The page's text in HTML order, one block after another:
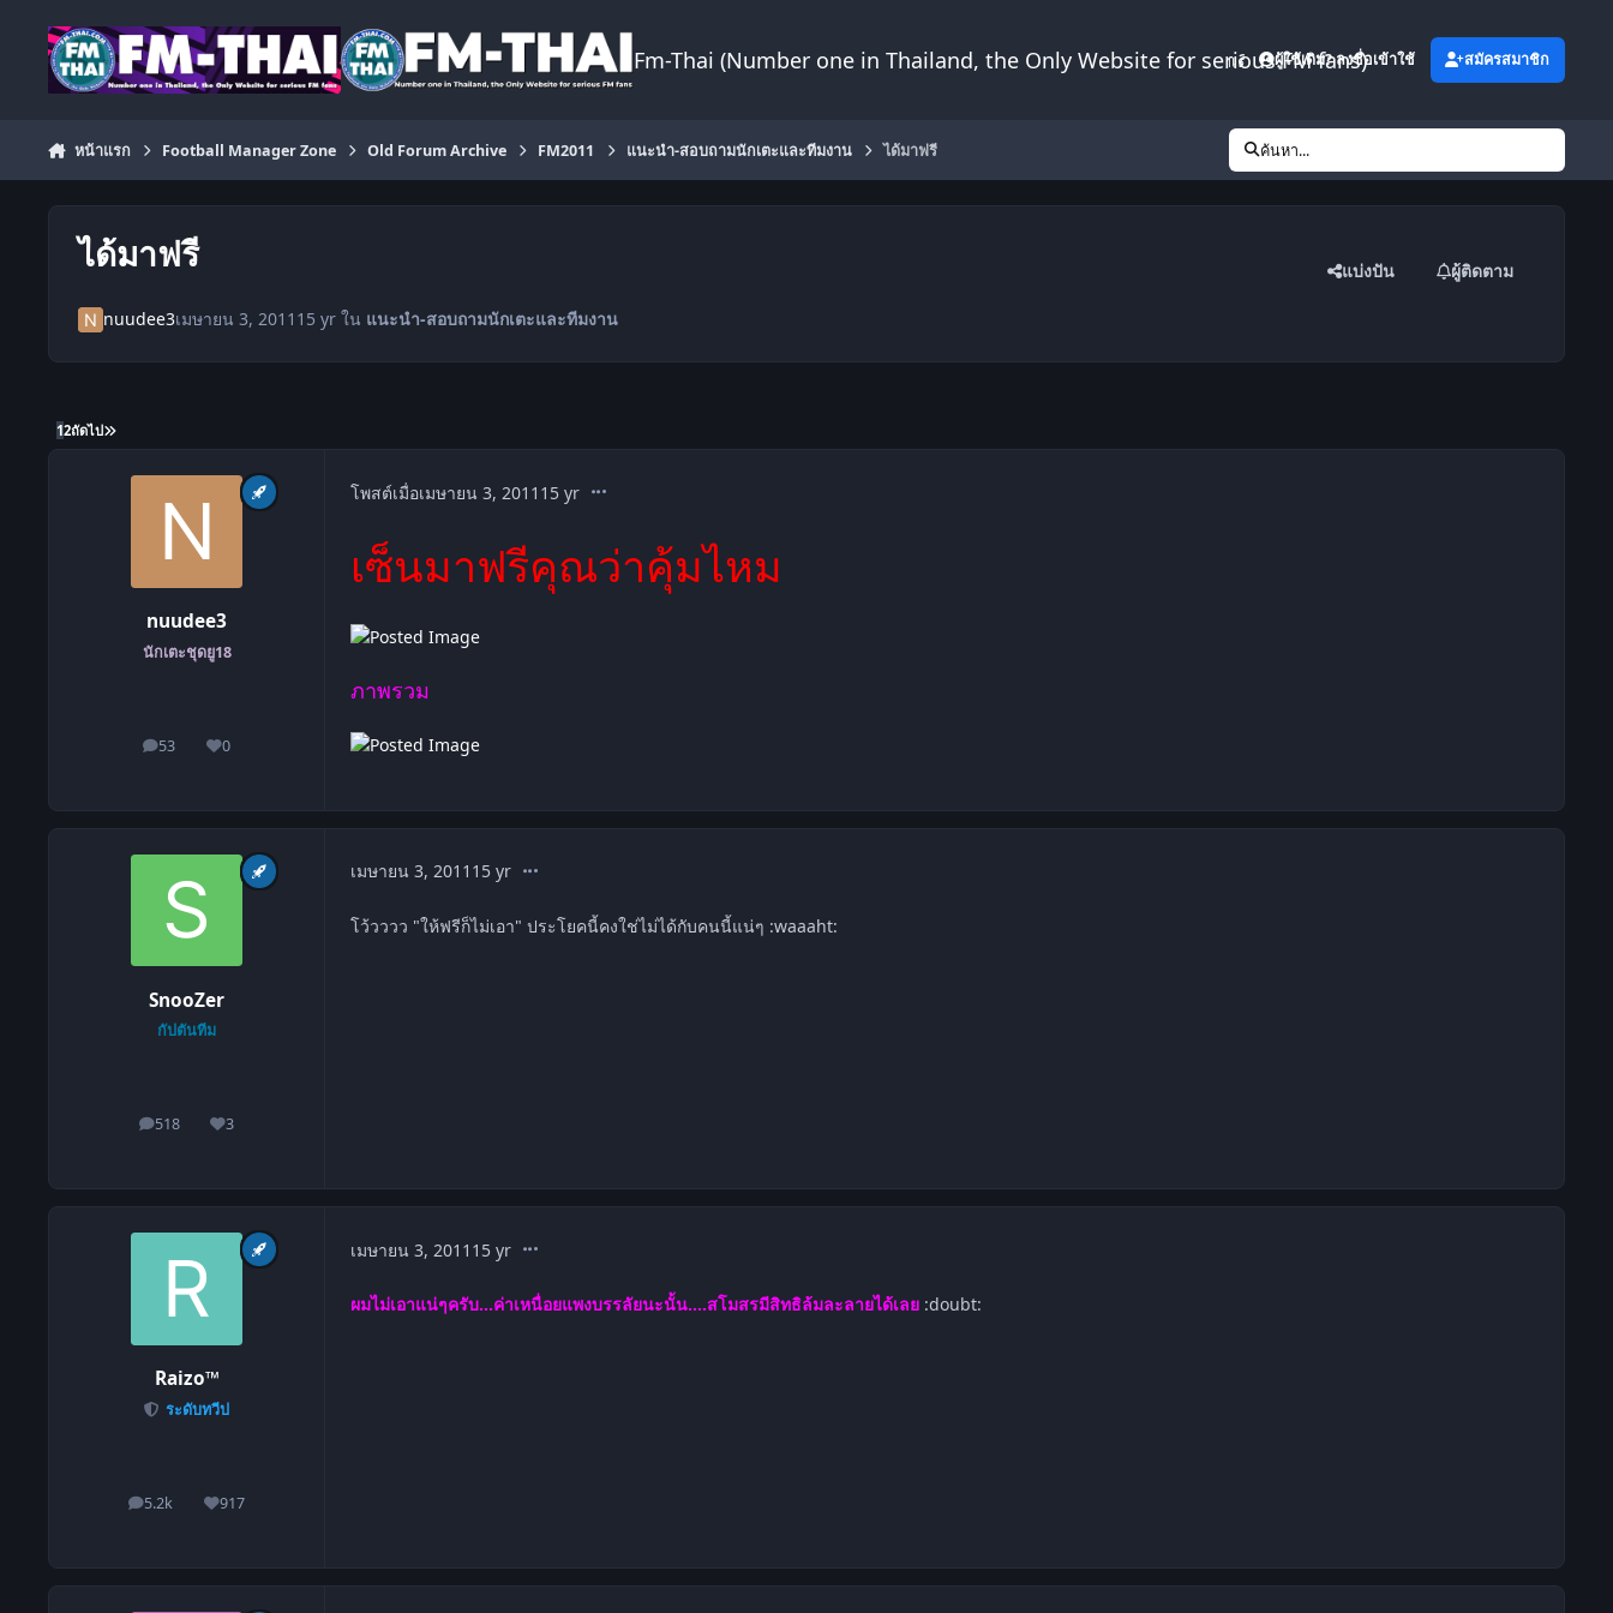
Fm-Thai (Number one in Thailand, the Only Website for serious FM fans)
เพิ่มเติม ผู้ใช้เดิม? ลงชื่อเข้าใช้ สมัครสมาชิก
หน้าแรก Football Manager Zone Old Forum Archive FM2011 แนะนำ-สอบถามนักเตะและทีมงาน ได้มาฟรี ค้นหา...
ได้มาฟรี แบ่งปัน ผู้ติดตาม
nuudee3เมษายน 3, 2011 15 yrใน แนะนำ-สอบถามนักเตะและทีมงาน
12ถัดไป
nuudee3
นักเตะชุดยู18
53
โพสต์ 0
ชื่อเสียง
โพสต์เมื่อเมษายน 3, 2011 15 yrcomment_1262911
เซ็นมาฟรีคุณว่าคุ้มไหม
ภาพรวม
SnooZer
กัปตันทีม
518
โพสต์ 3
ชื่อเสียง
เมษายน 3, 2011 15 yrcomment_1262912
โว้วววว "ให้ฟรีก็ไม่เอา" ประโยคนี้คงใช่ไม่ได้กับคนนี้แน่ๆ :waaaht:
Raizo™
ระดับทวีป
5.2k
โพสต์ 917
ชื่อเสียง
เมษายน 3, 2011 15 yrcomment_1262916
ผมไม่เอาแน่ๆครับ...ค่าเหนื่อยแพงบรรลัยนะนั้น....สโมสรมีสิทธิล้มละลายได้เลย :doubt: